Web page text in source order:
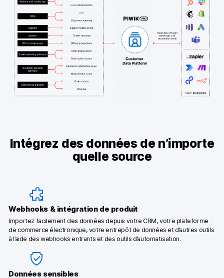
Intégrez des données de n’importe
quelle source
Webhooks & intégration de produit
Importez facilement des données depuis votre CRM, votre plateforme
de commerce électronique, votre entrepôt de données et d’autres outils
à l’aide des webhooks entrants et des outils d’automatisation.
Données sensibles